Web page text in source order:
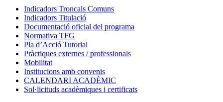
Indicadors Troncals Comuns
Indicadors Titulació
Documentació oficial del programa
Normativa TFG
Pla d’Acció Tutorial
Pràctiques externes / professionals
Mobilitat
Institucions amb convenis
CALENDARI ACADÈMIC
Sol·licituds acadèmiques i certificats